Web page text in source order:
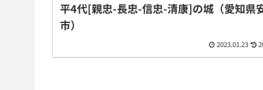
平4代[親忠-長忠-信忠-清康]の城（愛知県
市）
2023.01.23